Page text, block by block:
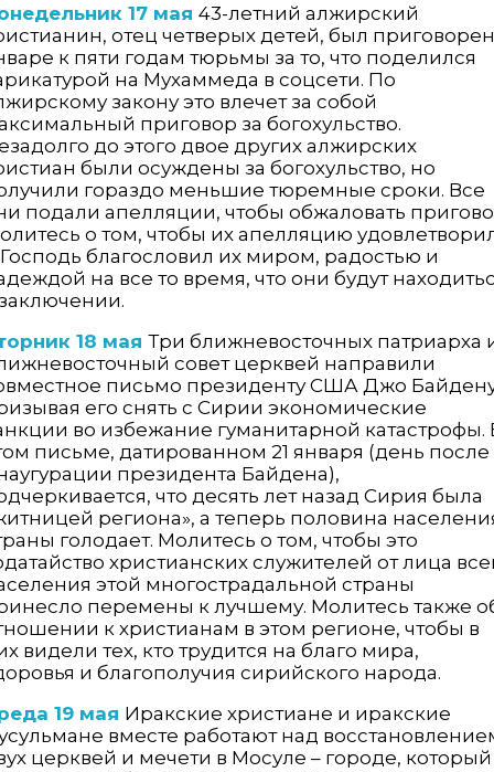
17 мая 43-летний алжирский
отец четверых детей, был
к пяти годам тюрьмы за то, что поделился
на Мухаммеда в соцсети. По
закону это влечет за собой
приговор за богохульство.
до этого двое других алжирских
были осуждены за богохульство, но
гораздо меньшие тюремные сроки. Все
подали апелляции, чтобы обжаловать
о том, чтобы их апелляцию
благословил их миром, радостью и
на все то время, что они будут
18 мая Три ближневосточных патриарха
совет церквей направили
письмо президенту США Джо
его снять с Сирии экономические
во избежание гуманитарной катастрофы.
письме, датированном 21 января (день после
президента Байдена),
что десять лет назад Сирия была
региона», а теперь половина
голодает. Молитесь о том, чтобы это
христианских служителей от лица
этой многострадальной страны
перемены к лучшему. Молитесь также
к христианам в этом регионе, чтобы в
видели тех, кто трудится на благо мира,
и благополучия сирийского народа.
19 мая Иракские христиане и иракские
вместе работают над
церквей и мечети в Мосуле – городе, который